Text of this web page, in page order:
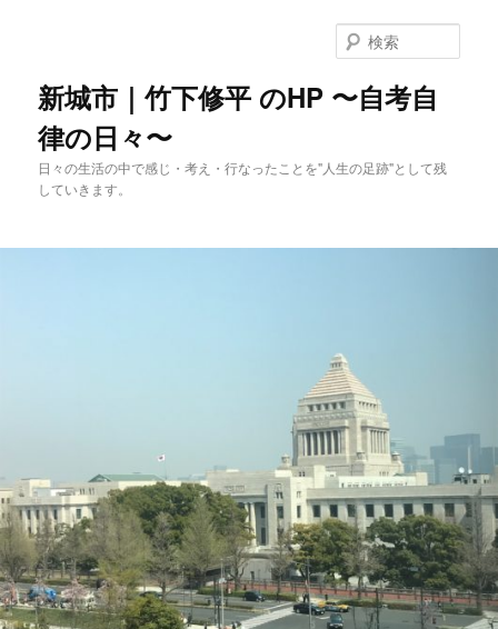
動
新城市｜竹下修平 のHP 〜自考自
律の日々〜
日々の生活の中で感じ・考え・行なったことを"人生の足跡"として残
していきます。
索